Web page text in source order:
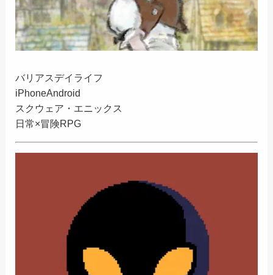
バリアスデイライフ
iPhoneAndroid
スクウェア・エニックス
日常×冒険RPG